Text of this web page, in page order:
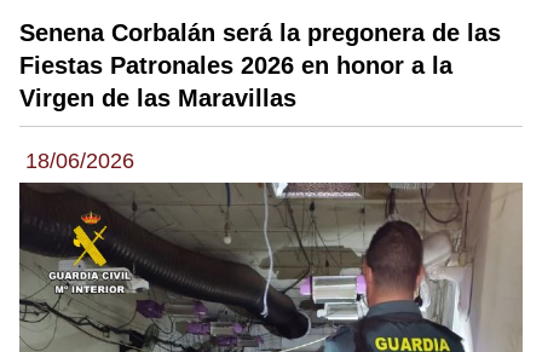
Senena Corbalán será la pregonera de las
Fiestas Patronales 2026 en honor a la
Virgen de las Maravillas
18/06/2026